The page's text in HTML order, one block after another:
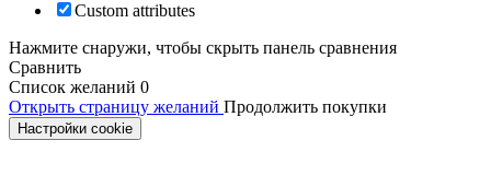
Custom attributes
Нажмите снаружи, чтобы скрыть панель сравнения
Сравнить
Список желаний 0
Открыть страницу желаний Продолжить покупки
Настройки cookie